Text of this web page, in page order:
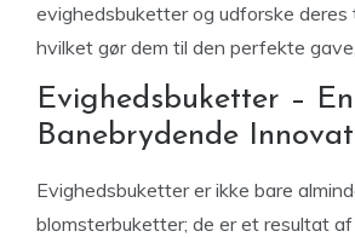
evighedsbuketter og udforske deres
hvilket gør dem til den perfekte
Evighedsbuketter – En
Banebrydende
Evighedsbuketter er ikke bare
blomsterbuketter; de er et resultat